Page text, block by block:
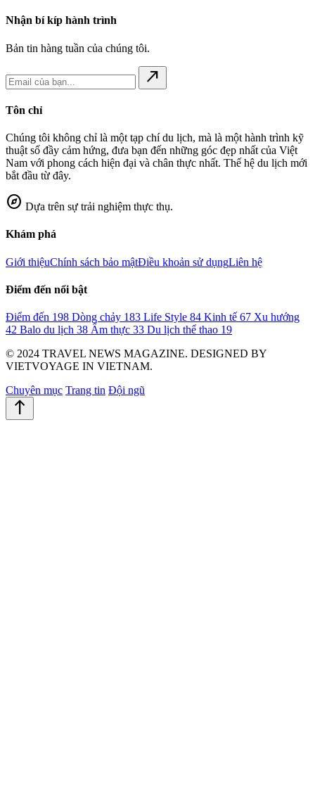
Nhận bí kíp hành trình
Bản tin hàng tuần của chúng tôi.
north_east
Tôn chỉ
Chúng tôi không chỉ là một tạp chí du lịch, mà là một hành trình kỹ
thuật số đầy cảm hứng, đưa bạn đến những góc đẹp nhất của Việt
Nam với phong cách hiện đại và chân thực nhất. Thế hệ du lịch mới
bắt đầu từ đây.
explore Dựa trên sự trải nghiệm thực thụ.
Khám phá
Giới thiệuChính sách bảo mậtĐiều khoản sử dụngLiên hệ
Điểm đến nổi bật
Điểm đến 198 Dòng chảy 183 Life Style 84 Kinh tế 67 Xu hướng
42 Balo du lịch 38 Ẩm thực 33 Du lịch thể thao 19
© 2024 TRAVEL NEWS MAGAZINE. DESIGNED BY
VIETVOYAGE IN VIETNAM.
Chuyên mục Trang tin Đội ngũ
north